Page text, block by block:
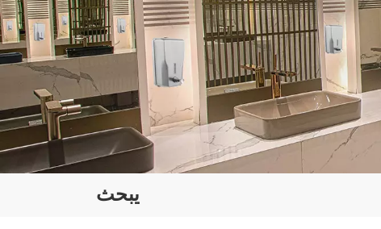
يبحث